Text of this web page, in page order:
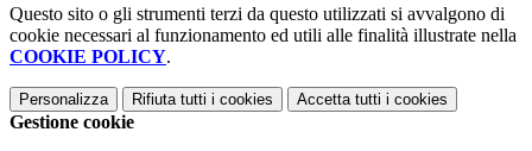
Questo sito o gli strumenti terzi da questo utilizzati si avvalgono di
cookie necessari al funzionamento ed utili alle finalità illustrate nella
COOKIE POLICY.
Personalizza Rifiuta tutti i cookies Accetta tutti i cookies
Gestione cookie